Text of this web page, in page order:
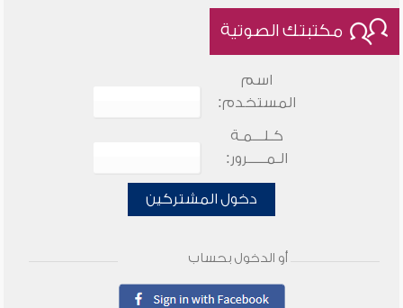
مكتبتك الصوتية
اسم
المستخدم:
كـلـــمـة
الـمـــــرور:
دخول المشتركين
أو الدخول بحساب